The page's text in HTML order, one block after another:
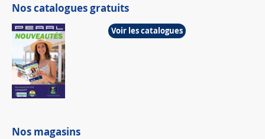
Nos catalogues gratuits
Voir les catalogues
Nos magasins